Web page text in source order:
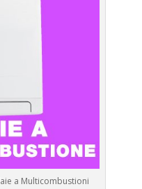
a Multicombustioni